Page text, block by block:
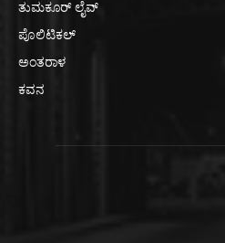
ತುಮಕೂರ್ ಲೈವ್
ಪೊಲಿಟಿಕಲ್
ಅಂತರಾಳ
ಕವನ